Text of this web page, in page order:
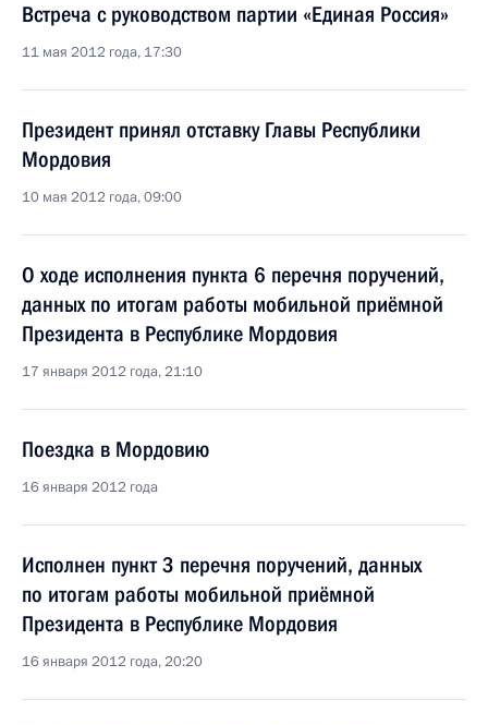
Встреча с руководством партии «Единая Россия»
11 мая 2012 года, 17:30
Президент принял отставку Главы Республики
Мордовия
10 мая 2012 года, 09:00
О ходе исполнения пункта 6 перечня поручений,
данных по итогам работы мобильной приёмной
Президента в Республике Мордовия
17 января 2012 года, 21:10
Поездка в Мордовию
16 января 2012 года
Исполнен пункт 3 перечня поручений, данных
по итогам работы мобильной приёмной
Президента в Республике Мордовия
16 января 2012 года, 20:20